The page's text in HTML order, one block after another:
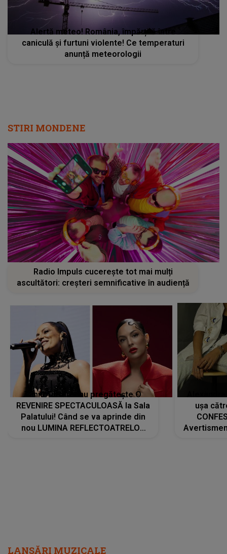
Alertă meteo! România, împărțită între
caniculă și furtuni violente! Ce temperaturi
anunță meteorologii
STIRI MONDENE
Radio Impuls cucerește tot mai mulți
ascultători: creșteri semnificative în audiență
Tania Turtureanu pregătește O
REVENIRE SPECTACULOASĂ la Sala
Palatului! Când se va aprinde din
nou LUMINA REFLECTOATRELOR
ușa
LANSĂRI MUZICALE